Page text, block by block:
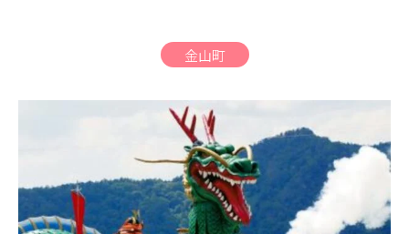
検索
アクセス
お問い合わせ
金山町